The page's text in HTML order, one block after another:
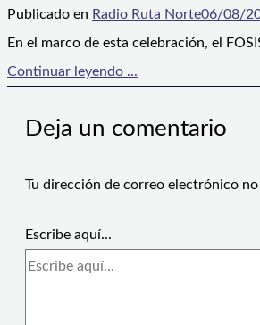
Publicado en Radio Ruta Norte06/08/
En el marco de esta celebración, el
Continuar leyendo ...
Deja un comentario
Tu dirección de correo electrónico
Escribe aquí...